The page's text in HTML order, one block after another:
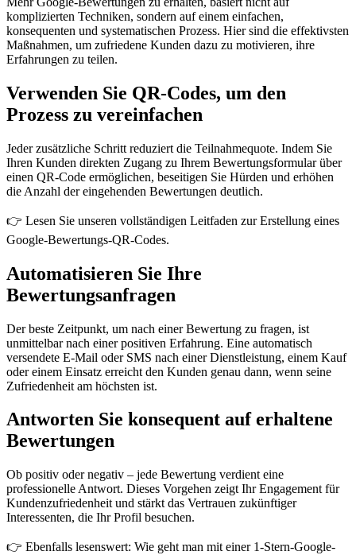
komplizierten Techniken, sondern auf einem einfachen,
konsequenten und systematischen Prozess. Hier sind die effektivsten
Maßnahmen, um zufriedene Kunden dazu zu motivieren, ihre
Erfahrungen zu teilen.
Verwenden Sie QR-Codes, um den
Prozess zu vereinfachen
Jeder zusätzliche Schritt reduziert die Teilnahmequote. Indem Sie
Ihren Kunden direkten Zugang zu Ihrem Bewertungsformular über
einen QR-Code ermöglichen, beseitigen Sie Hürden und erhöhen
die Anzahl der eingehenden Bewertungen deutlich.
👉 Lesen Sie unseren vollständigen Leitfaden zur Erstellung eines
Google-Bewertungs-QR-Codes.
Automatisieren Sie Ihre
Bewertungsanfragen
Der beste Zeitpunkt, um nach einer Bewertung zu fragen, ist
unmittelbar nach einer positiven Erfahrung. Eine automatisch
versendete E-Mail oder SMS nach einer Dienstleistung, einem Kauf
oder einem Einsatz erreicht den Kunden genau dann, wenn seine
Zufriedenheit am höchsten ist.
Antworten Sie konsequent auf erhaltene
Bewertungen
Ob positiv oder negativ – jede Bewertung verdient eine
professionelle Antwort. Dieses Vorgehen zeigt Ihr Engagement für
Kundenzufriedenheit und stärkt das Vertrauen zukünftiger
Interessenten, die Ihr Profil besuchen.
👉 Ebenfalls lesenswert: Wie geht man mit einer 1-Stern-Google-